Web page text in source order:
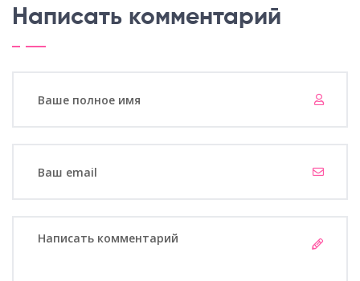
Написать комментарий